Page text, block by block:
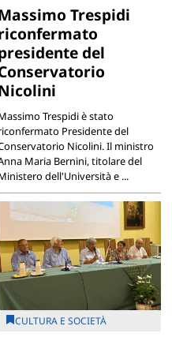
Trespidi
del
Trespidi è stato
Presidente del
Nicolini. Il ministro
Maria Bernini, titolare del
dell'Università e ...
CULTURA E SOCIETÀ